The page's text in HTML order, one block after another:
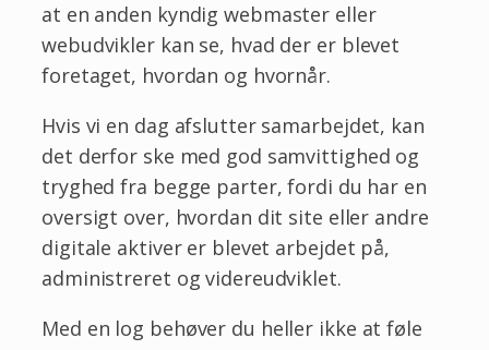
at en anden kyndig webmaster eller
webudvikler kan se, hvad der er blevet
foretaget, hvordan og hvornår.
Hvis vi en dag afslutter samarbejdet, kan
det derfor ske med god samvittighed og
tryghed fra begge parter, fordi du har en
oversigt over, hvordan dit site eller andre
digitale aktiver er blevet arbejdet på,
administreret og videreudviklet.
Med en log behøver du heller ikke at føle